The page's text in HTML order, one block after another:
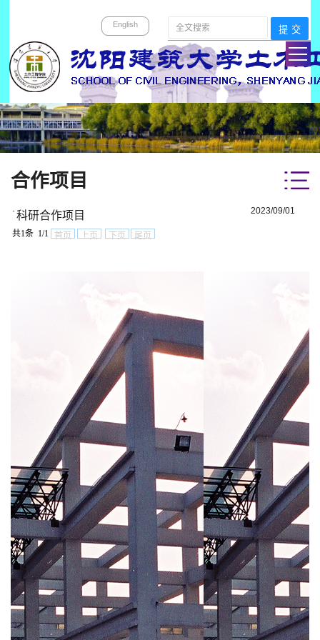
English
· 科研合作项目 2023/09/01
共1条 1/1 首页 上页 下页 尾页
合作项目